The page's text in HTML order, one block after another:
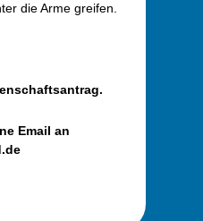
die Arme greifen.
Email an